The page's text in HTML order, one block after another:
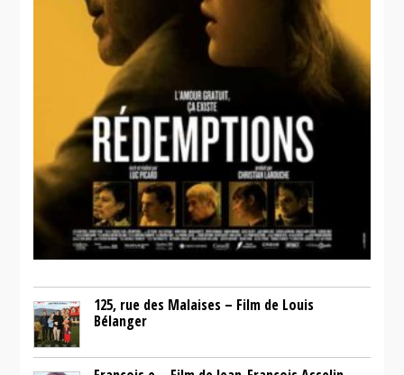
125, rue des Malaises – Film de Louis
Bélanger